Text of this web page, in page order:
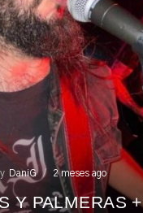
DaniG 2 meses ago
Y PALMERAS +